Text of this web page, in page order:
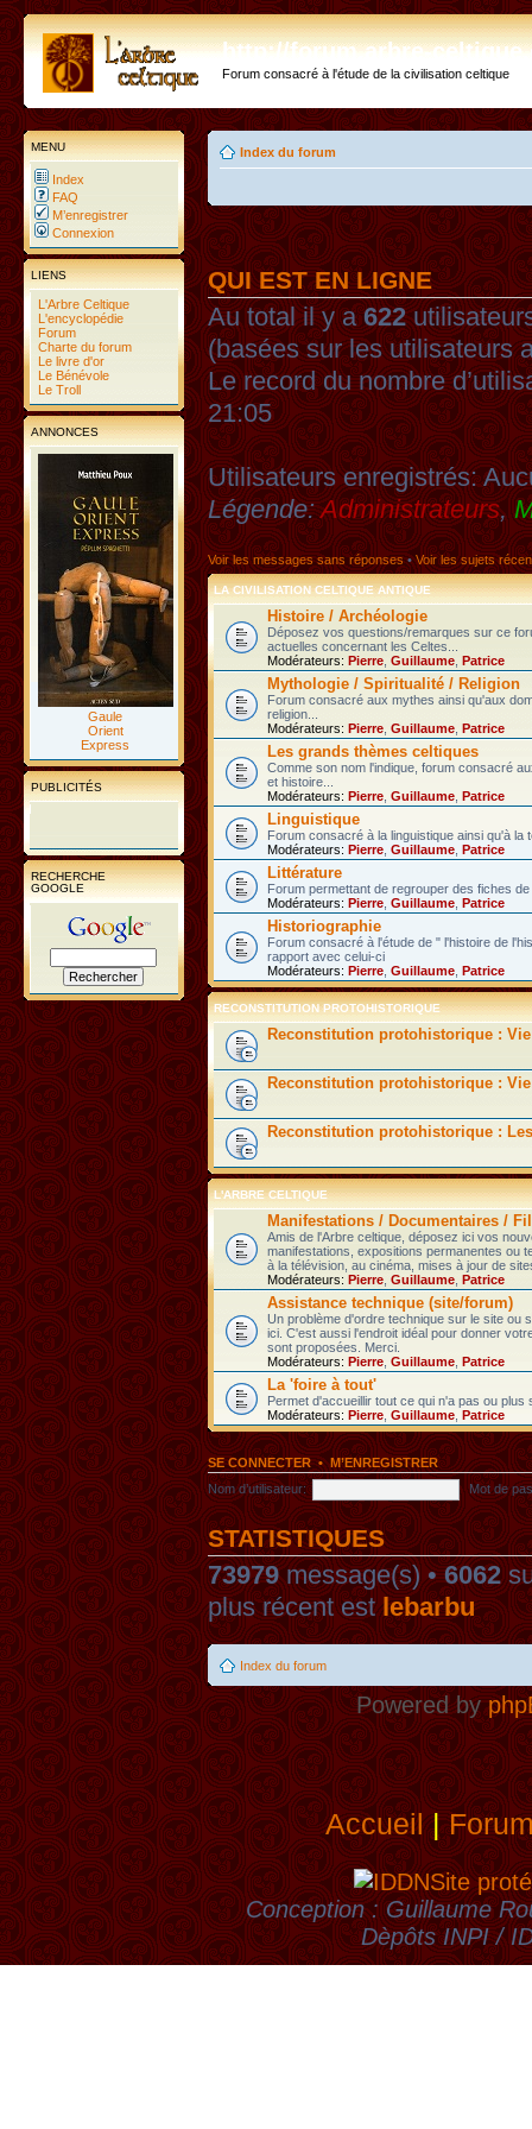
http://forum.arbre-
Forum consacré à l'étude de la civilisation celtique
MENU
Index
FAQ
M’enregistrer
Connexion
LIENS
L'Arbre Celtique
L'encyclopédie
Forum
Charte du forum
Le livre d'or
Le Bénévole
Le Troll
ANNONCES
Gaule
Orient
Express
PUBLICITÉS
RECHERCHE
GOOGLE
Index du forum
QUI EST EN LIGNE
Au total il y a622
(basées sur les utilisateurs
Le record du nombre
21:05
Utilisateurs enregistrés:
Légende:Administrateurs,
Voir les messages sans réponses•Voir les sujets
LA CIVILISATION CELTIQUE ANTIQUE
Histoire / Archéologie
Déposez vos questions/remarques sur ce
actuelles concernant les Celtes...
Modérateurs: Pierre Guillaume Patrice
Mythologie / Spiritualité / Religion
Forum consacré aux mythes ainsi qu'aux
religion...
Modérateurs: Pierre Guillaume Patrice
Les grands thèmes celtiques
Comme son nom l'indique, forum consacré
et histoire...
Modérateurs: Pierre Guillaume Patrice
Linguistique
Forum consacré à la linguistique ainsi qu'à la
Modérateurs: Pierre Guillaume Patrice
Littérature
Forum permettant de regrouper des fiches
Modérateurs: Pierre Guillaume Patrice
Historiographie
Forum consacré à l'étude de " l'histoire de
rapport avec celui-ci
Modérateurs: Pierre Guillaume Patrice
RECONSTITUTION PROTOHISTORIQUE
Reconstitution protohistorique :
Reconstitution protohistorique :
Reconstitution protohistorique :
L'ARBRE CELTIQUE
Manifestations / Documentaires /
Amis de l'Arbre celtique, déposez ici vos
manifestations, expositions permanentes ou
à la télévision, au cinéma, mises à jour de
Modérateurs: Pierre Guillaume Patrice
Assistance technique (site/forum)
Un problème d'ordre technique sur le site ou
ici. C'est aussi l'endroit idéal pour donner
sont proposées. Merci.
Modérateurs: Pierre Guillaume Patrice
La 'foire à tout'
Permet d'accueillir tout ce qui n'a pas ou
Modérateurs: Pierre Guillaume Patrice
SE CONNECTER•M’ENREGISTRER
Nom d’utilisateur:
Mot de
STATISTIQUES
73979message(s) •6062
plus récent estlebarbu
Index du forum
Powered by
Accueil|
Site
Conception : Guillaume
Dèpôts INPI /